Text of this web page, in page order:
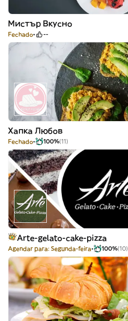
Мистър Вкусно
Fechado --
Хапка Любов
Fechado 100%(11)
Arte-gelato-cake-pizza
Agendar para: Segunda-feira 100%(10)